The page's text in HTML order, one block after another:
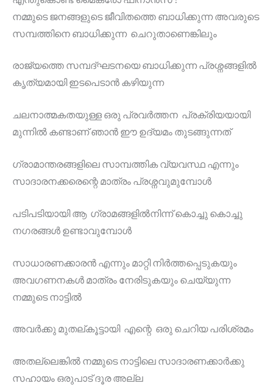
നമ്മുടെ ജനങ്ങളുടെ ജീവിതത്തെ ബാധിക്കുന്ന അവരുടെ
സമ്പത്തിനെ ബാധിക്കുന്ന ചെറുതാണെങ്കിലും
രാജ്യത്തെ സമ്പദ്ഘടനയെ ബാധിക്കുന്ന പ്രശ്നങ്ങളിൽ
കൃത്യമായി ഇടപെടാൻ കഴിയുന്ന
ചലനാത്മകതയുള്ള ഒരു പ്രവർത്തന പ്രക്രിയയായി
മുന്നിൽ കണ്ടാണ് ഞാൻ ഈ ഉദ്യമം തുടങ്ങുന്നത്
ഗ്രാമാന്തരങ്ങളിലെ സാമ്പത്തിക വ്യവസ്ഥ എന്നും
സാദാരനക്കരെന്റെ മാത്രം പ്രശ്നവുമുമ്പോൾ
പടിപടിയായി ആ ഗ്രാമങ്ങളിൽനിന്ന് കൊച്ചു കൊച്ചു
നഗരങ്ങൾ ഉണ്ടാവുമ്പോൾ
സാധാരണക്കാരൻ എന്നും മാറ്റി നിർത്തപ്പെടുകയും
അവഗണനകൾ മാത്രം നേരിടുകയും ചെയ്യുന്ന
നമ്മുടെ നാട്ടിൽ
അവർക്കു മുതല്കൂട്ടായി എന്റെ ഒരു ചെറിയ പരിശ്രമം
അതല്ലെങ്കിൽ നമ്മുടെ നാട്ടിലെ സാദാരണക്കാർക്കു
സഹായം ഒരുപാട് ദൂര അല്ല